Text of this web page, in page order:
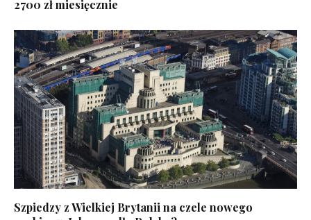
2700 zł miesięcznie
Szpiedzy z Wielkiej Brytanii na czele nowego